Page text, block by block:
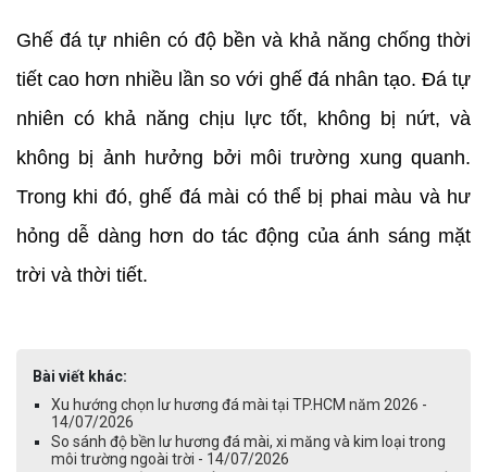
Ghế đá tự nhiên có độ bền và khả năng chống thời
tiết cao hơn nhiều lần so với ghế đá nhân tạo. Đá tự
nhiên có khả năng chịu lực tốt, không bị nứt, và
không bị ảnh hưởng bởi môi trường xung quanh.
Trong khi đó, ghế đá mài có thể bị phai màu và hư
hỏng dễ dàng hơn do tác động của ánh sáng mặt
trời và thời tiết.
Bài viết khác:
Xu hướng chọn lư hương đá mài tại TP.HCM năm 2026 -
14/07/2026
So sánh độ bền lư hương đá mài, xi măng và kim loại trong
môi trường ngoài trời - 14/07/2026